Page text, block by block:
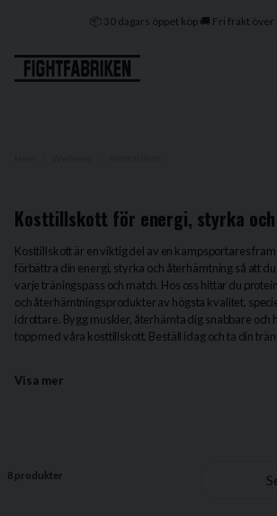
📦 30 dagars öppet köp 🚚 Fri frakt
🚀 1–3 dagars leverans 🇸🇪 Svenskt
Kosttillskott för energi, styrka
Kosttillskott är en viktig del av en kampsportares
förbättra din energi, styrka och återhämtning så att
varje träningspass och match. Hos oss hittar du
och återhämtningsprodukter av högsta kvalitet,
idrottare. Bygg muskler, återhämta dig snabbare och
topp med våra kosttillskott. Beställ idag och ta din
Visa mer
8 produkter